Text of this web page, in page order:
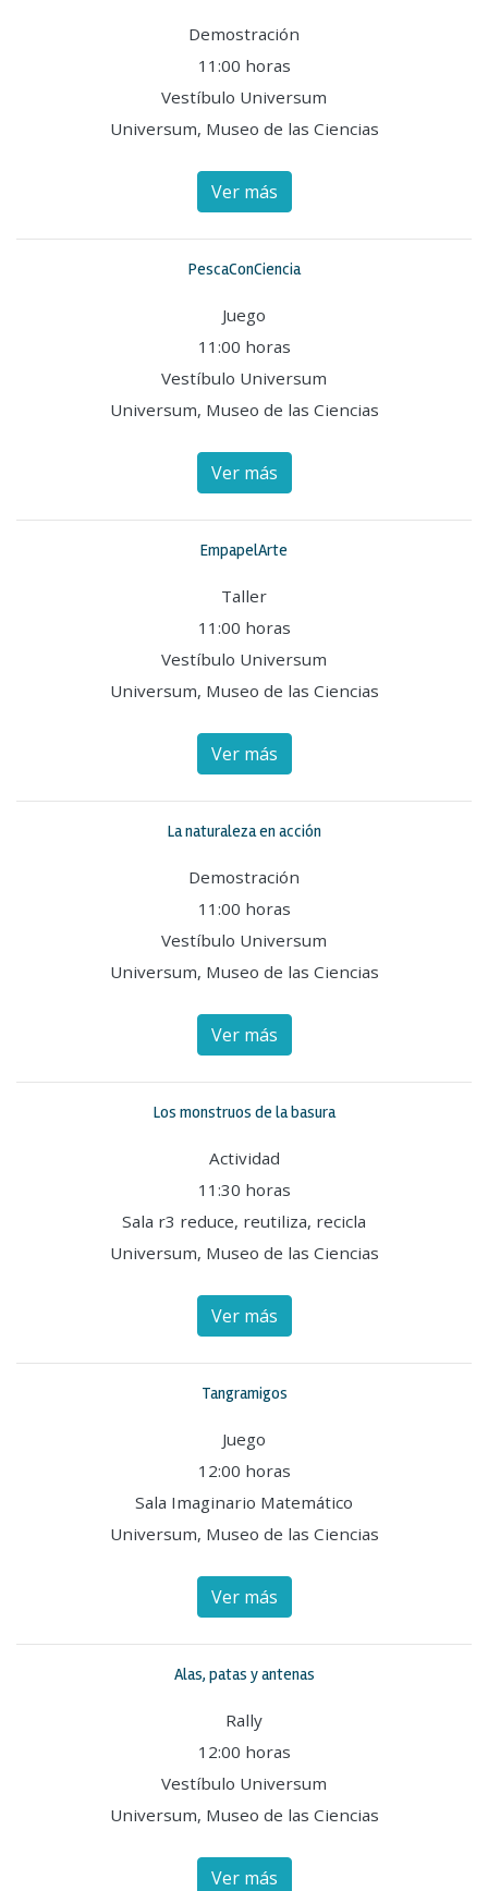
Demostración
11:00 horas
Vestíbulo Universum
Universum, Museo de las Ciencias
Ver más
PescaConCiencia
Juego
11:00 horas
Vestíbulo Universum
Universum, Museo de las Ciencias
Ver más
EmpapelArte
Taller
11:00 horas
Vestíbulo Universum
Universum, Museo de las Ciencias
Ver más
La naturaleza en acción
Demostración
11:00 horas
Vestíbulo Universum
Universum, Museo de las Ciencias
Ver más
Los monstruos de la basura
Actividad
11:30 horas
Sala r3 reduce, reutiliza, recicla
Universum, Museo de las Ciencias
Ver más
Tangramigos
Juego
12:00 horas
Sala Imaginario Matemático
Universum, Museo de las Ciencias
Ver más
Alas, patas y antenas
Rally
12:00 horas
Vestíbulo Universum
Universum, Museo de las Ciencias
Ver más